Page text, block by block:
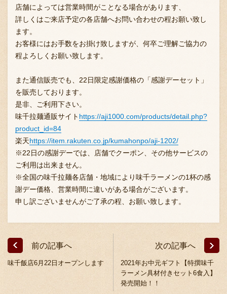
FC加盟店募集
会社案内
お知らせ
採用情報
店舗によっては営業時間がことなる場合があります、
詳しくはご来店予定の各店舗へお問い合わせの程お願い致し
ます。
お客様にはお手数をお掛け致しますが、何卒ご理解ご協力の
程よろしくお願い致します。
また通信販売でも、22日限定感謝価格の「感謝デーセット」
を販売しております。
是非、ご利用下さい。
味千拉麺通販サイト https://aji1000.com/products/detail.php?
product_id=84
楽天https://item.rakuten.co.jp/kumahonpo/aji-1202/
※22日の感謝デーでは、店舗でクーポン、その他サービスの
ご利用は出来ません。
※全国の味千拉麺各店舗・地域により味千ラーメンの1杯の感
謝デー価格、営業時間に違いがある場合がございます。
申し訳ございませんがご了承の程、お願い致します。
前の記事へ
味千飯店6月22日オープンします
次の記事へ
2021年お中元ギフト【特撰味千
ラーメン具材付きセット6食入】
発売開始！！